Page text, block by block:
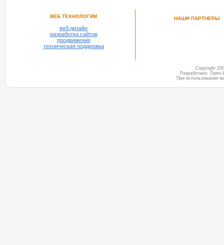
ВЕБ ТЕХНОЛОГИИ
веб дизайн
разработка сайтов
продвижение
техническая поддержка
НАШИ ПАРТНЕРЫ
Copyright
Разработано:
При использовании